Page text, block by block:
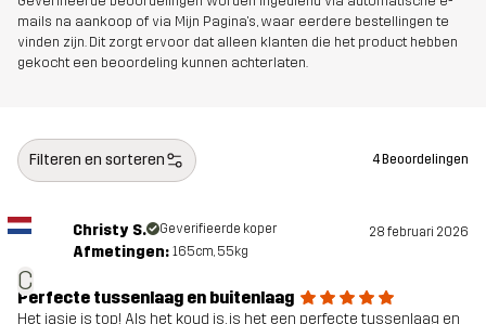
mails na aankoop of via Mijn Pagina's, waar eerdere bestellingen te
vinden zijn. Dit zorgt ervoor dat alleen klanten die het product hebben
gekocht een beoordeling kunnen achterlaten.
Filteren en sorteren 4 Beoordelingen
C
Christy S. Geverifieerde koper 28 februari 2026
Afmetingen: 165cm, 55kg
Perfecte tussenlaag en buitenlaag
Het jasje is top! Als het koud is, is het een perfecte tussenlaag en